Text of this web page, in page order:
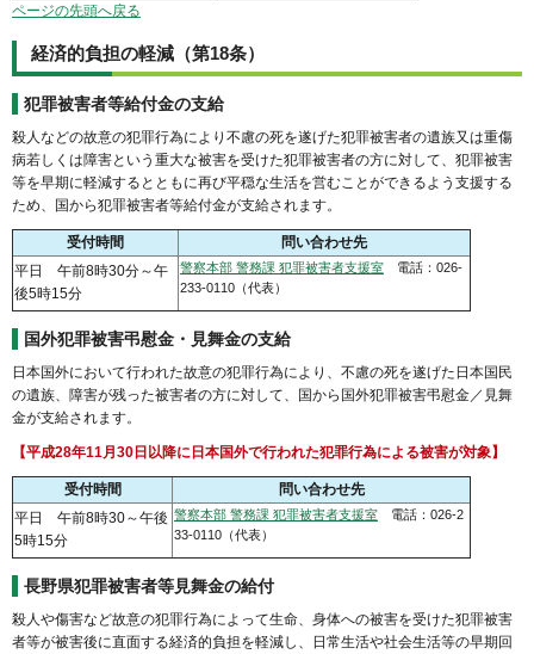
ページの先頭へ戻る
経済的負担の軽減（第18条）
犯罪被害者等給付金の支給
殺人などの故意の犯罪行為により不慮の死を遂げた犯罪被害者の遺族又は重傷
病若しくは障害という重大な被害を受けた犯罪被害者の方に対して、犯罪被害
等を早期に軽減するとともに再び平穏な生活を営むことができるよう支援する
ため、国から犯罪被害者等給付金が支給されます。
受付時間
問い合わせ先
平日 午前8時30分～午
後5時15分
警察本部 警務課 犯罪被害者支援室 電話：026-
233-0110（代表）
国外犯罪被害弔慰金・見舞金の支給
日本国外において行われた故意の犯罪行為により、不慮の死を遂げた日本国民
の遺族、障害が残った被害者の方に対して、国から国外犯罪被害弔慰金／見舞
金が支給されます。
【平成28年11月30日以降に日本国外で行われた犯罪行為による被害が対象】
受付時間
問い合わせ先
平日 午前8時30～午後
5時15分
警察本部 警務課 犯罪被害者支援室 電話：026-2
33-0110（代表）
長野県犯罪被害者等見舞金の給付
殺人や傷害など故意の犯罪行為によって生命、身体への被害を受けた犯罪被害
者等が被害後に直面する経済的負担を軽減し、日常生活や社会生活等の早期回